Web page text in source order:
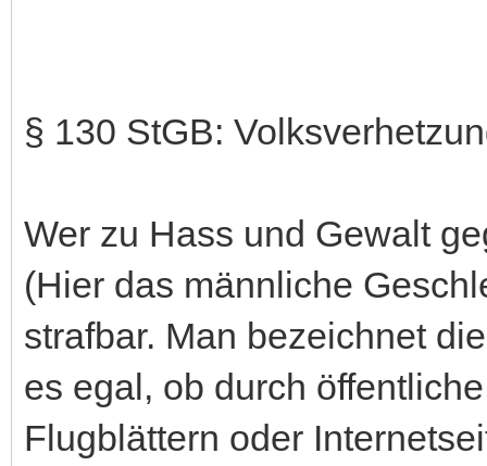
§ 130 StGB:
Wer zu Hass und Gewalt
(Hier das männliche
strafbar. Man bezeichnet
es egal, ob durch
Flugblättern oder